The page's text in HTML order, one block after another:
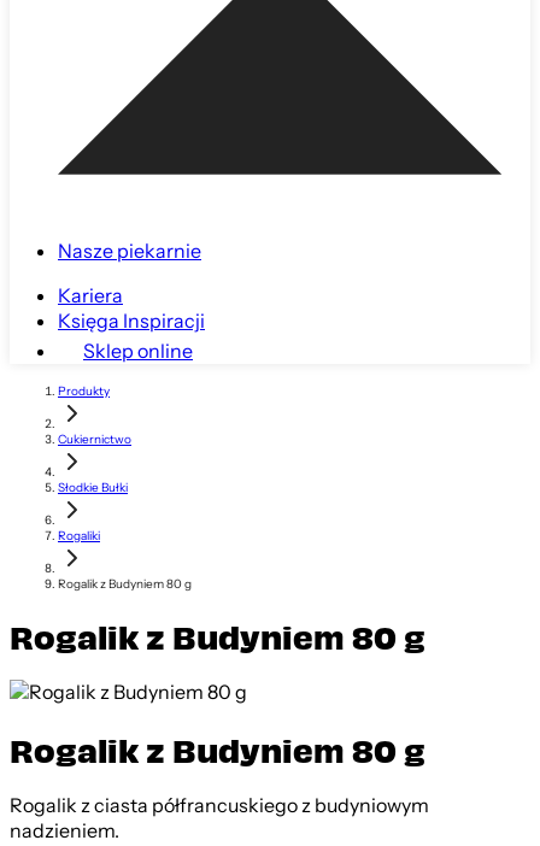
Nasze piekarnie
Kariera
Księga Inspiracji
Sklep online
Produkty
Cukiernictwo
Słodkie Bułki
Rogaliki
Rogalik z Budyniem 80 g
Rogalik z Budyniem 80 g
Rogalik z Budyniem 80 g
Rogalik z ciasta półfrancuskiego z budyniowym
nadzieniem.